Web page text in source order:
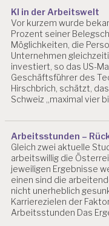
KI in der Arbeitswelt
Vor kurzem wurde
Prozent seiner
Möglichkeiten, die
Unternehmen
investiert, so das US-
Geschäftsführer des
Hirschbrich, schätzt,
Schweiz „maximal vier
Arbeitsstunden –
Gleich zwei aktuelle
arbeitswillig die
jeweiligen Ergebnisse
einen sind die
nicht unerheblich
Karrierezielen der
Arbeitsstunden Das